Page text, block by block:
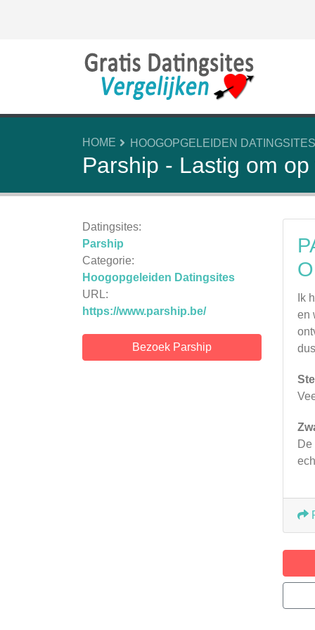
HOME HOOGOPGELEIDEN DATINGSITES
Parship - Lastig om
Datingsites:
Parship
Categorie:
Hoogopgeleiden Datingsites
URL:
https://www.parship.be/
Bezoek Parship
Ik
en